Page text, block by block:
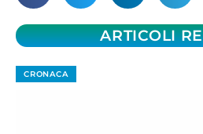
ARTICOLI
CRONACA